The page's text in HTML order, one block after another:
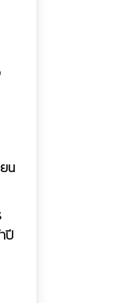
น
ปี